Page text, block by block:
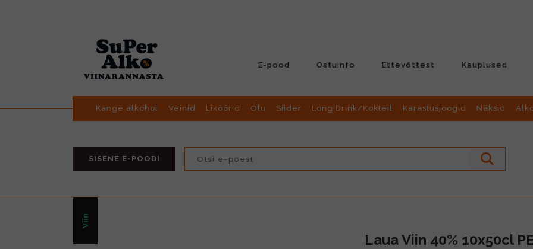
E-pood Ostuinfo Ettevõttest Kauplused
Kange alkohol Veinid Liköörid Õlu Siider Long Drink/Kokteil Karastusjoogid Näksid
SISENE E-POODI
Viin
Laua Viin 40% 10x50cl